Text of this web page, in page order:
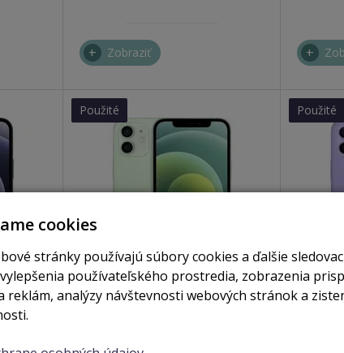
Zobraziť
skladom
Použité
nie je skladom
Použité
cookies
stránky používajú súbory cookies a ďalšie
používateľského prostredia, zobrazenia
reklám, analýzy návštevnosti webových stránok a